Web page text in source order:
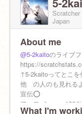
Scratcher
Japan
About me
@5-2kaitoのライブ
https://
↑5-2kaitoってとこ
他 の人のも見れるよ
宣伝⭕️
フォロバ・・・100％
What I'm